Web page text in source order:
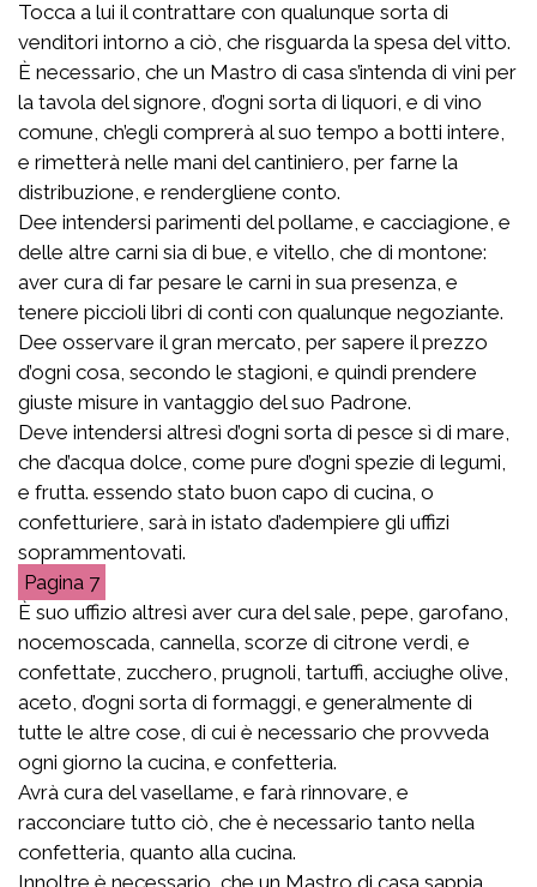
Tocca a lui il contrattare con qualunque sorta di
venditori intorno a ciò, che risguarda la spesa del vitto.
È necessario, che un Mastro di casa s’intenda di vini per
la tavola del signore, d’ogni sorta di liquori, e di vino
comune, ch’egli comprerà al suo tempo a botti intere,
e rimetterà nelle mani del cantiniero, per farne la
distribuzione, e rendergliene conto.
Dee intendersi parimenti del pollame, e cacciagione, e
delle altre carni sia di bue, e vitello, che di montone:
aver cura di far pesare le carni in sua presenza, e
tenere piccioli libri di conti con qualunque negoziante.
Dee osservare il gran mercato, per sapere il prezzo
d’ogni cosa, secondo le stagioni, e quindi prendere
giuste misure in vantaggio del suo Padrone.
Deve intendersi altresì d’ogni sorta di pesce sì di mare,
che d’acqua dolce, come pure d’ogni spezie di legumi,
e frutta. essendo stato buon capo di cucina, o
confetturiere, sarà in istato d’adempiere gli uffizi
soprammentovati.
7
È suo uffizio altresì aver cura del sale, pepe, garofano,
nocemoscada, cannella, scorze di citrone verdi, e
confettate, zucchero, prugnoli, tartuffi, acciughe olive,
aceto, d’ogni sorta di formaggi, e generalmente di
tutte le altre cose, di cui è necessario che provveda
ogni giorno la cucina, e confetteria.
Avrà cura del vasellame, e farà rinnovare, e
racconciare tutto ciò, che è necessario tanto nella
confetteria, quanto alla cucina.
Innoltre è necessario, che un Mastro di casa sappia